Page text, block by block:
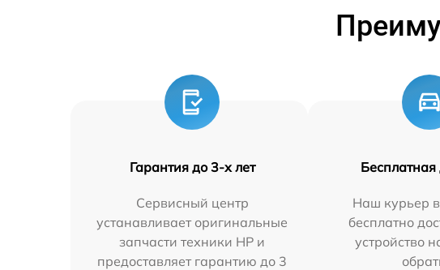
Гарантия до 3-х лет
Сервисный центр
устанавливает оригинальные
запчасти техники HP и
предоставляет гарантию до 3
Бесплатная
Наш курьер
бесплатно
устройство